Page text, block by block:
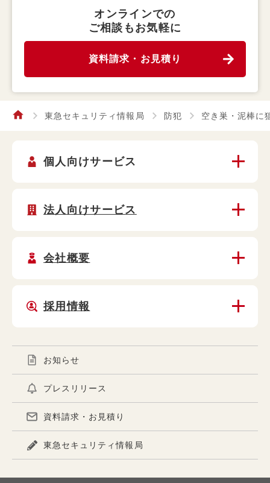
オンラインでの
ご相談もお気軽に
資料請求・お見積り
東急セキュリティ情報局 防犯 空き巣・泥棒に
個人向けサービス
法人向けサービス
会社概要
採用情報
お知らせ
プレスリリース
資料請求・お見積り
東急セキュリティ情報局